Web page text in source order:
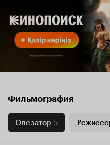
Фильмография
Оператор 5